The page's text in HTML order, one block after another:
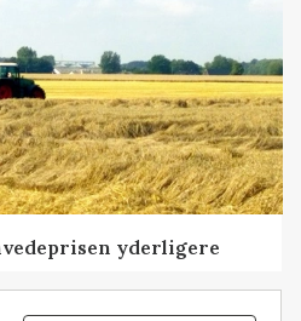
yderligere